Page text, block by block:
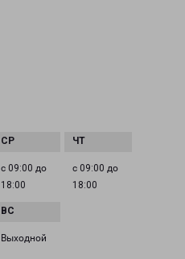
с 09:00 до
18:00
с 09:00 до
18:00
Выходной